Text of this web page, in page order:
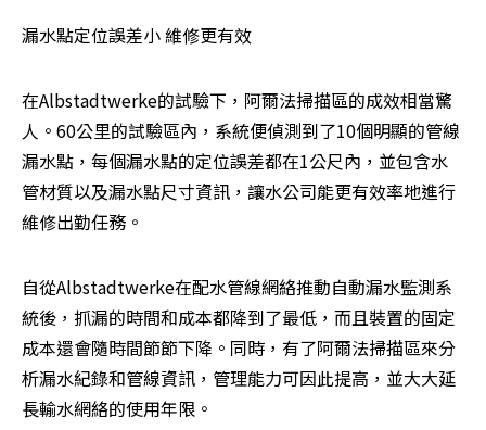
漏水點定位誤差小 維修更有效
在Albstadtwerke的試驗下，阿爾法掃描區的成效相當驚
人。60公里的試驗區內，系統便偵測到了10個明顯的管線
漏水點，每個漏水點的定位誤差都在1公尺內，並包含水
管材質以及漏水點尺寸資訊，讓水公司能更有效率地進行
維修出勤任務。
自從Albstadtwerke在配水管線網絡推動自動漏水監測系
統後，抓漏的時間和成本都降到了最低，而且裝置的固定
成本還會隨時間節節下降。同時，有了阿爾法掃描區來分
析漏水紀錄和管線資訊，管理能力可因此提高，並大大延
長輸水網絡的使用年限。